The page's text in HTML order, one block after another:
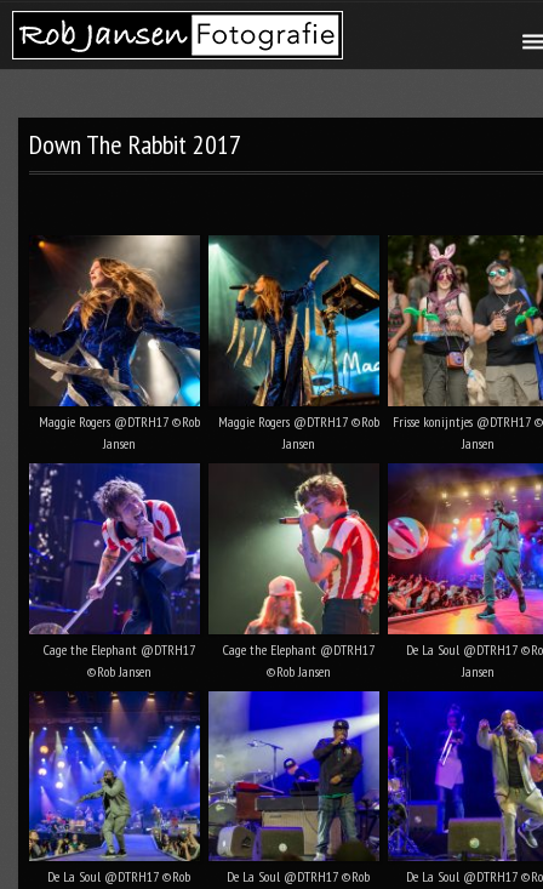
Down The Rabbit 2017
Maggie Rogers @DTRH17 ©Rob
Jansen
Maggie Rogers @DTRH17 ©Rob
Jansen
Frisse konijntjes @DTRH17
Jansen
Cage the Elephant @DTRH17
©Rob Jansen
Cage the Elephant @DTRH17
©Rob Jansen
De La Soul @DTRH17
Jansen
De La Soul @DTRH17 ©Rob
De La Soul @DTRH17 ©Rob
De La Soul @DTRH17